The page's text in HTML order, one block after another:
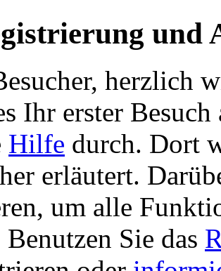
und
herzlich
Ihr erster
Hilfe durch. Dort
erläutert.
um alle
Sie das